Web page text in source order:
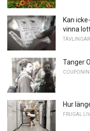
Kan
vinna
TÄVLINGAR
Tanger
Hur
FRUGAL